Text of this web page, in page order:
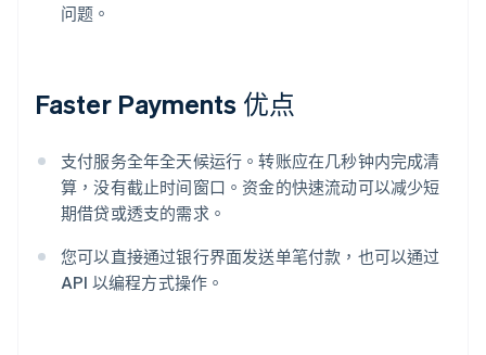
问题。
Faster Payments 优点
支付服务全年全天候运行。转账应在几秒钟内完成清
算，没有截止时间窗口。资金的快速流动可以减少短
期借贷或透支的需求。
您可以直接通过银行界面发送单笔付款，也可以通过
API 以编程方式操作。